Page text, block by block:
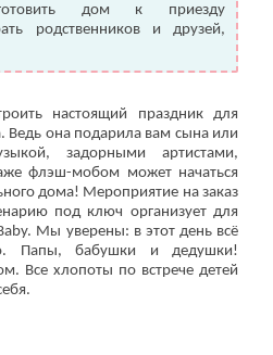
дом к приезду
родственников и друзей,
настоящий праздник для
она подарила вам сына или
задорными артистами,
флэш-мобом может начаться
дома! Мероприятие на заказ
под ключ организует для
Мы уверены: в этот день всё
Папы, бабушки и дедушки!
Все хлопоты по встрече детей